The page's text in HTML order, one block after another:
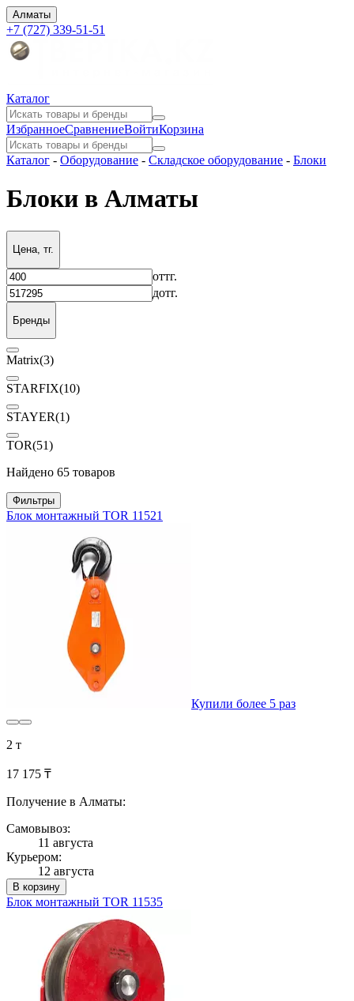
Алматы
+7 (727) 339-51-51
Каталог
ИзбранноеСравнениеВойтиКорзина
Каталог - Оборудование - Складское оборудование - Блоки
Блоки в Алматы
Цена, тг.
оттг.
дотг.
Бренды
Matrix(3)
STARFIX(10)
STAYER(1)
TOR(51)
Найдено 65 товаров
Фильтры
Блок монтажный TOR 11521
Купили более 5 раз
2 т
17 175 ₸
Получение в Алматы:
Самовывоз:
11 августа
Курьером:
12 августа
В корзину
Блок монтажный TOR 11535